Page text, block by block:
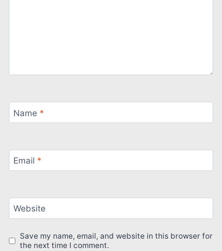
Name *
Email *
Website
Save my name, email, and website in this browser for
the next time I comment.